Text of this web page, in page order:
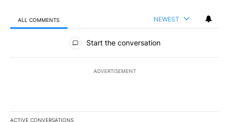
ALL COMMENTS NEWEST
All Comments
Start the conversation
ADVERTISEMENT
ACTIVE CONVERSATIONS